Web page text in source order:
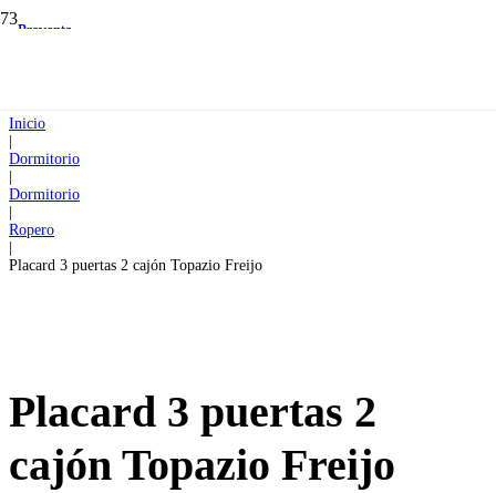
Inicio
Dormitorio
Dormitorio
Ropero
Placard 3 puertas 2 cajón Topazio Freijo
Placard 3 puertas 2
cajón Topazio Freijo
Preventa
Preventa